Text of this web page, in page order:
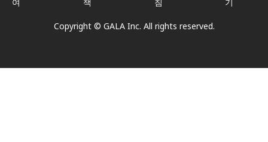
Copyright © GALA Inc. All rights reserved.